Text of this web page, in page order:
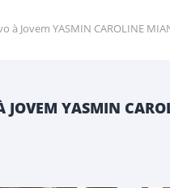
Jovem YASMIN CAROLINE
JOVEM YASMIN